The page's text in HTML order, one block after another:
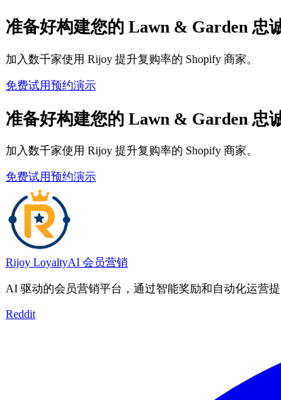
准备好构建您的 Lawn & Garden 忠
加入数千家使用 Rijoy 提升复购率的 Shopify 商家。
免费试用预约演示
准备好构建您的 Lawn & Garden 忠
加入数千家使用 Rijoy 提升复购率的 Shopify 商家。
免费试用预约演示
Rijoy LoyaltyAI 会员营销
AI 驱动的会员营销平台，通过智能奖励和自动化运营提
Reddit